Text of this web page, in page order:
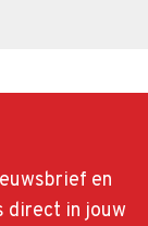
en
direct in jouw